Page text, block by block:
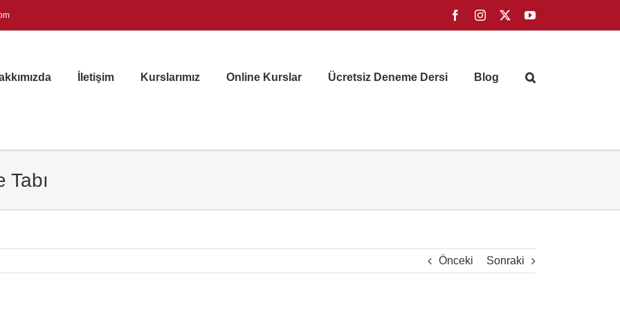
FacebookInstagram YouTube
İletişim Kurslarımız Online Kurslar Ücretsiz Deneme Dersi Blog
Önceki Sonraki